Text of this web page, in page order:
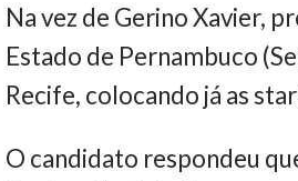
Na vez de Gerino Xavier,
Estado de Pernambuco
Recife, colocando já as
O candidato respondeu